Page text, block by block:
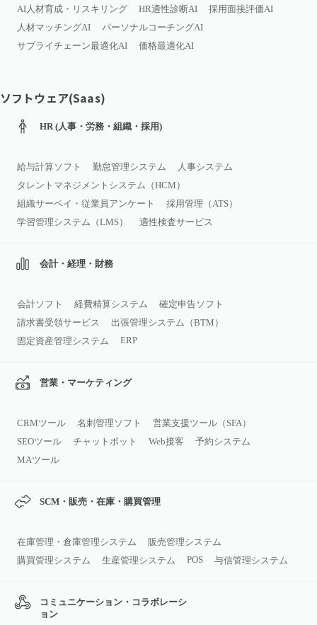
AI人材育成・リスキリング HR適性診断AI
採用面接評価AI
人材マッチングAI
パーソナルコーチングAI
サプライチェーン最適化AI
価格最適化AI
ソフトウェア(Saas)
HR (人事・労務・組織・採用)
給与計算ソフト 勤怠管理システム
人事システム
タレントマネジメントシステム（HCM）
組織サーベイ・従業員アンケート
採用管理（ATS）
学習管理システム（LMS）
適性検査サービス
会計・経理・財務
会計ソフト 経費精算システム
確定申告ソフト
請求書受領サービス
出張管理システム（BTM）
固定資産管理システム
ERP
営業・マーケティング
CRMツール 名刺管理ソフト
営業支援ツール（SFA）
SEOツール
チャットボット Web接客
予約システム
MAツール
SCM・販売・在庫・購買管理
在庫管理・倉庫管理システム
販売管理システム
購買管理システム
生産管理システム POS 与信管理システム
コミュニケーション・コラボレーシ
ョン